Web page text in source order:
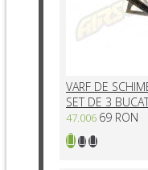
VARF DE
SET DE 3
47.006 69 RON